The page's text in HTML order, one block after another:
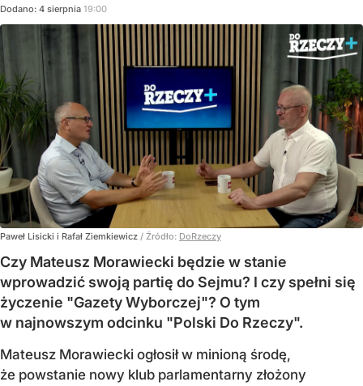
Dodano: 4 sierpnia 19:00
Paweł Lisicki i Rafał Ziemkiewicz / Źródło: DoRzeczy
Czy Mateusz Morawiecki będzie w stanie
wprowadzić swoją partię do Sejmu? I czy spełni się
życzenie "Gazety Wyborczej"? O tym
w najnowszym odcinku "Polski Do Rzeczy".
Mateusz Morawiecki ogłosił w minioną środę,
że powstanie nowy klub parlamentarny złożony